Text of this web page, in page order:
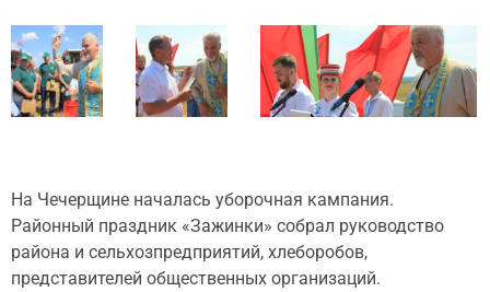
На Чечерщине началась уборочная кампания.
Районный праздник «Зажинки» собрал руководство
района и сельхозпредприятий, хлеборобов,
представителей общественных организаций.